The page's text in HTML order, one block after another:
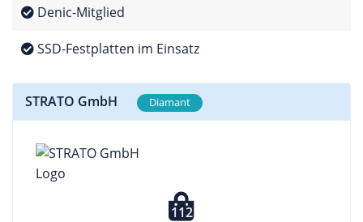
Denic-Mitglied
SSD-Festplatten im Einsatz
STRATO GmbH Diamant
112